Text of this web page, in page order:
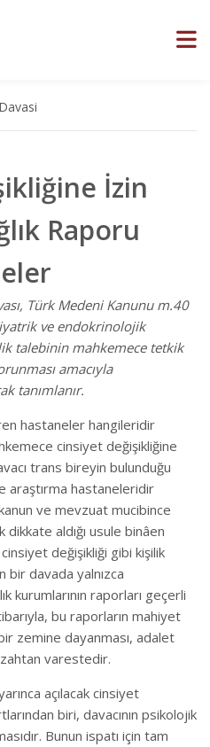
İzin
Raporu
Türk Medeni Kanunu m.40
ve endokrinolojik
talebinin mahkemece tetkik
amacıyla
tanımlanır.
hastaneler hangileridir
cinsiyet değişikliğine
trans bireyin bulunduğu
araştırma hastaneleridir
ve mevzuat mucibince
dikkate aldığı usule binâen
değişikliği gibi kişilik
bir davada yalnızca
kurumlarının raporları geçerli
bu raporların mahiyet
zemine dayanması, adalet
varestedir.
açılacak cinsiyet
biri, davacının psikolojik
Bunun ispatı için tam